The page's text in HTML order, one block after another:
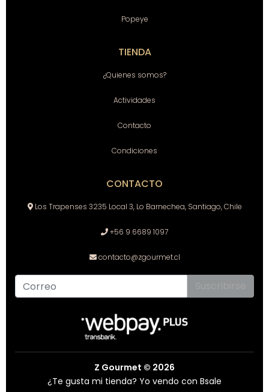
Popeye
TIENDA
¿Quienes somos?
Actividades
Contacto
Condiciones
CONTACTO
Los Trapenses 3235 Local 3, Lo Barnechea, Santiago, Chile
+56 9 6689 1097
contacto@zgourmet.cl
Z Gourmet © 2026
¿Te gusta mi tienda? Yo vendo con Bsale